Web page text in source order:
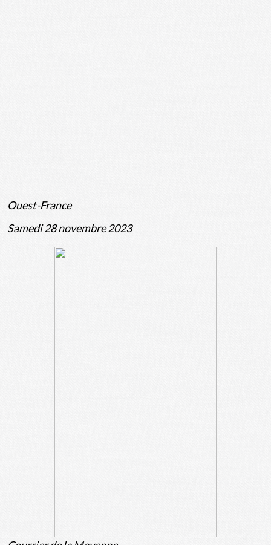
Ouest-France
Samedi 28 novembre 2023